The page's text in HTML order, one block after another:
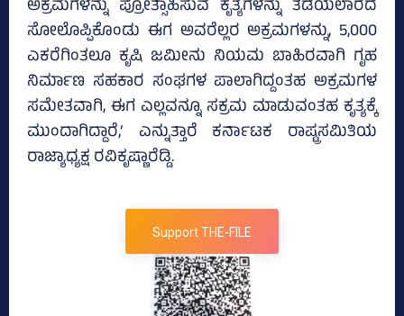
ಅಕ್ರಮಗಳನ್ನು ಪ್ರೋತ್ಸಾಹಿಸುವ ಕೃತ್ಯಗಳನ್ನು ತಡೆಯಲಾರದೆ
ಸೋಲೊಪ್ಪಿಕೊಂಡು ಈಗ ಅವರೆಲ್ಲರ ಅಕ್ರಮಗಳನ್ನು, 5,000
ಎಕರೆಗಿಂತಲೂ ಕೃಷಿ ಜಮೀನು ನಿಯಮ ಬಾಹಿರವಾಗಿ ಗೃಹ
ನಿರ್ಮಾಣ ಸಹಕಾರ ಸಂಘಗಳ ಪಾಲಾಗಿದ್ದಂತಹ ಅಕ್ರಮಗಳ
ಸಮೇತವಾಗಿ, ಈಗ ಎಲ್ಲವನ್ನೂ ಸಕ್ರಮ ಮಾಡುವಂತಹ ಕೃತ್ಯಕ್ಕೆ
ಮುಂದಾಗಿದ್ದಾರೆ,’ ಎನ್ನುತ್ತಾರೆ ಕರ್ನಾಟಕ ರಾಷ್ಟ್ರಸಮಿತಿಯ
ರಾಜ್ಯಾಧ್ಯಕ್ಷ ರವಿಕೃಷ್ಣಾರೆಡ್ಡಿ.
Support THE-FILE